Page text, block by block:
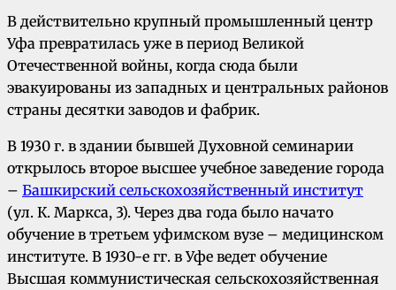
В действительно крупный промышленный центр
Уфа превратилась уже в период Великой
Отечественной войны, когда сюда были
эвакуированы из западных и центральных районов
страны десятки заводов и фабрик.
В 1930 г. в здании бывшей Духовной семинарии
открылось второе высшее учебное заведение города
– Башкирский сельскохозяйственный институт
(ул. К. Маркса, 3). Через два года было начато
обучение в третьем уфимском вузе – медицинском
институте. В 1930-е гг. в Уфе ведет обучение
Высшая коммунистическая сельскохозяйственная